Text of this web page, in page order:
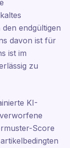
endgültigen
davon ist für
ist im
zu
KI-
Score